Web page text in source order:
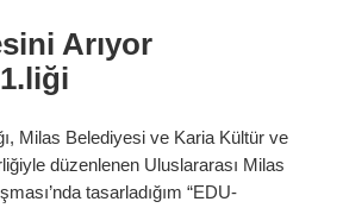
Arıyor
Milas Belediyesi ve Karia Kültür ve
düzenlenen Uluslararası Milas
tasarladığım “EDU-